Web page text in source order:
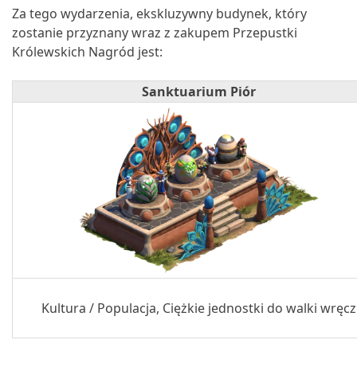
Za tego wydarzenia, ekskluzywny budynek, który
zostanie przyznany wraz z zakupem Przepustki
Królewskich Nagród jest:
Sanktuarium Piór
Kultura / Populacja, Ciężkie jednostki do walki wręcz